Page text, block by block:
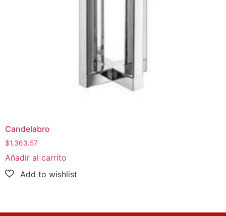
Candelabro
$1,363.57
Añadir al carrito